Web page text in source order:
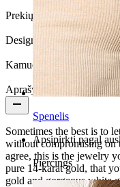
Spenelis
Apsipirkti pagal
Piercings
Prekių kiekis:
Design: Square
Kamuoliuko dydis: 2 mm
Aprašymas
Sometimes the best is to
without compromising on
agree, this is the jewelry
pure 14-karat gold, that
gold and gorgeous white